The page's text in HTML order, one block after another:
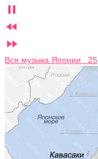



Вся музыка Японии 25